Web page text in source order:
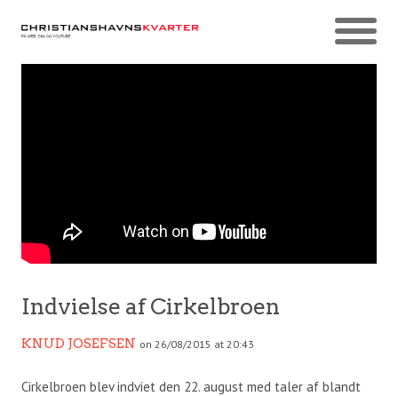
Indvielse af Cirkelbroen
KNUD JOSEFSEN on 26/08/2015 at 20:43
Cirkelbroen blev indviet den 22. august med taler af blandt